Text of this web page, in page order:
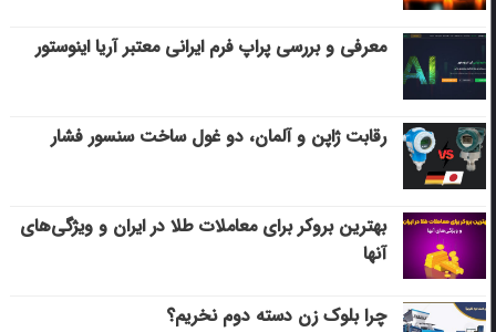
معرفی و بررسی پراپ فرم ایرانی معتبر آریا اینوستور
رقابت ژاپن و آلمان، دو غول ساخت سنسور فشار
بهترین بروکر برای معاملات طلا در ایران و ویژگی‌های
آنها
چرا بلوک زن دسته دوم نخریم؟